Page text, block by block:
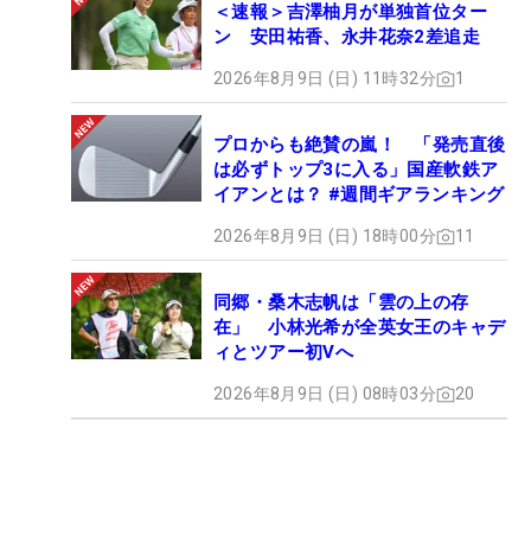
＜速報＞吉澤柚月が単独首位ター
ン 安田祐香、永井花奈2差追走
2026年8月9日 (日) 11時32分 1
プロからも絶賛の嵐！ 「発売直後
は必ずトップ3に入る」国産軟鉄ア
イアンとは？ #週間ギアランキング
2026年8月9日 (日) 18時00分 11
同郷・桑木志帆は「雲の上の存
在」 小林光希が全英女王のキャデ
ィとツアー初Vへ
2026年8月9日 (日) 08時03分 20